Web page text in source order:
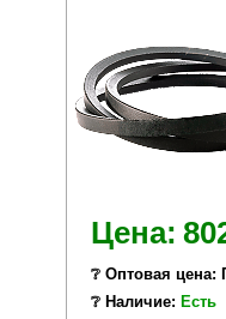
Цена:
❔ Оптовая цена:
❔ Наличие: Есть